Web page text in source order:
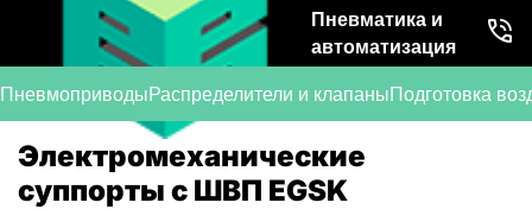
Пневматика и
автоматизация
ПневмоприводыРаспределители и клапаныПодготовка
Электромеханические
суппорты с ШВП EGSK